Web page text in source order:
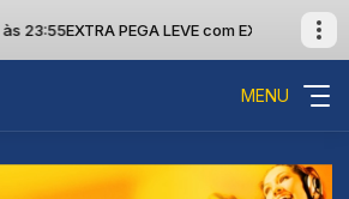
23:55EXTRA PEGA LEVE com EXTRA FM
MENU